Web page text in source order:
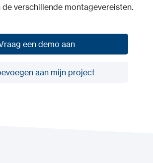
verschillende montagevereisten.
een demo aan
aan mijn project